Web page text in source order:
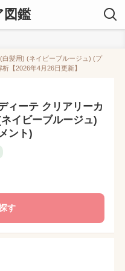
図鑑
髪用) (ネイビーブルージュ) (プ
【2026年4月26日更新】
ィーテ クリアリーカ
イビーブルージュ)
ント)
す